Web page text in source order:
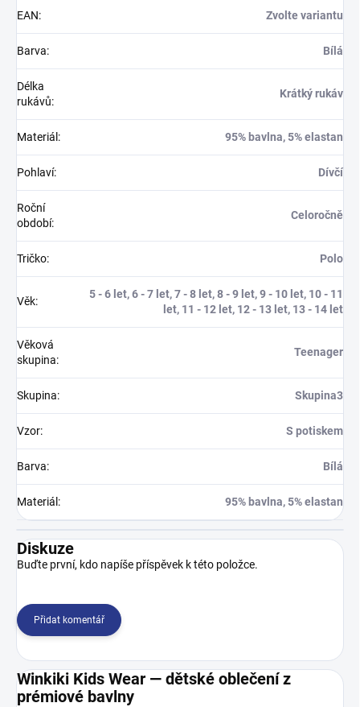
EAN: Zvolte variantu
Barva: Bílá
Délka
rukávů:
Krátký rukáv
Materiál : 95% bavlna, 5% elastan
Pohlaví: Dívčí
Roční
období:
Celoročně
Tričko: Polo
Věk:
5 - 6 let, 6 - 7 let, 7 - 8 let, 8 - 9 let, 9 - 10 let, 10 - 11
let, 11 - 12 let, 12 - 13 let, 13 - 14 let
Věková
skupina:
Teenager
Skupina: Skupina3
Vzor: S potiskem
Barva: Bílá
Materiál : 95% bavlna, 5% elastan
Diskuze
Buďte první, kdo napíše příspěvek k této položce.
Přidat komentář
Winkiki Kids Wear — dětské oblečení z
prémiové bavlny